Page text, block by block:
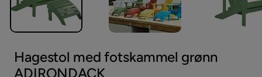
Hagestol med fotskammel grønn
ADIRONDACK